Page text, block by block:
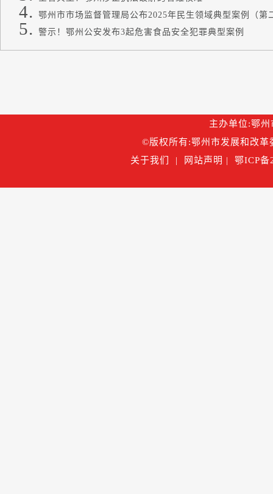
鄂州市市场监督管理局公布2025年民生领域典型案例（第
警示！鄂州公安发布3起危害食品安全犯罪典型案例
主办单位:鄂
©版权所有:鄂州市发展和改革
关于我们
| 网站声明 | 鄂ICP备